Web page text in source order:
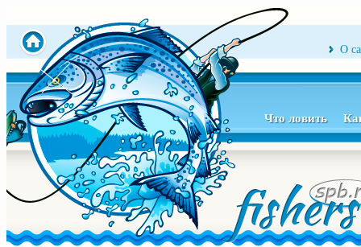
О
Что ловить